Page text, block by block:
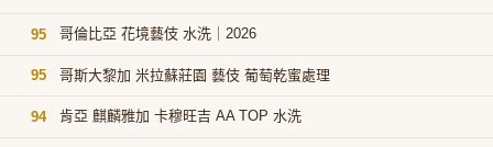
95 哥倫比亞 花境藝伎 水洗｜2026
95 哥斯大黎加 米拉蘇莊園 藝伎 葡萄乾蜜處理
94 肯亞 麒麟雅加 卡穆旺吉 AA TOP 水洗